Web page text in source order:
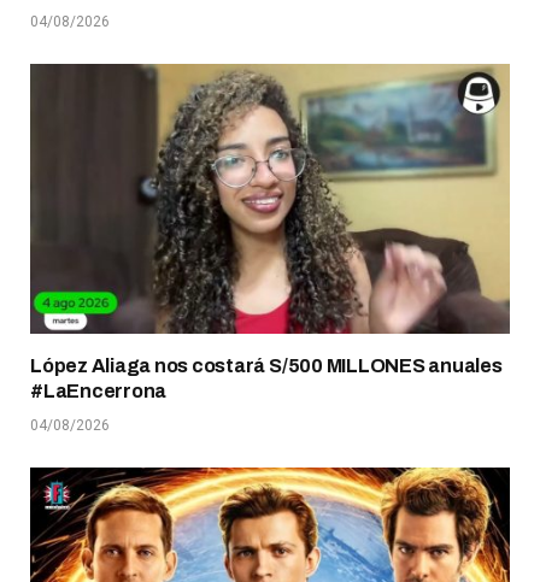
04/08/2026
López Aliaga nos costará S/500 MILLONES anuales
#LaEncerrona
04/08/2026